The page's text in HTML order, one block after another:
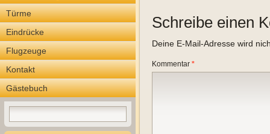
Türme
Eindrücke
Flugzeuge
Kontakt
Gästebuch
Schreibe einen
Deine E-Mail-Adresse wird
Kommentar *